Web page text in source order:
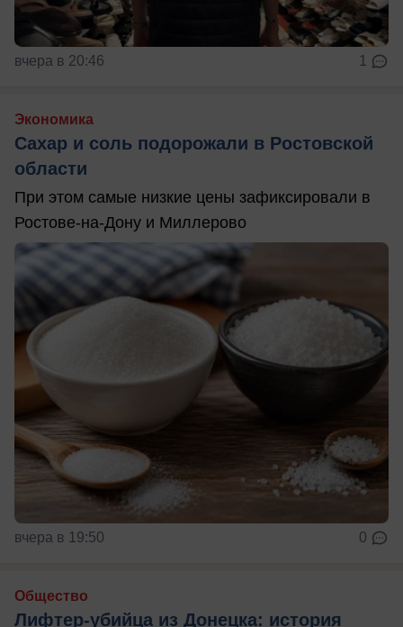
вчера в 20:46 1
Экономика
Сахар и соль подорожали в Ростовской
области
При этом самые низкие цены зафиксировали в
Ростове-на-Дону и Миллерово
вчера в 19:50 0
Общество
Лифтер-убийца из Донецка: история